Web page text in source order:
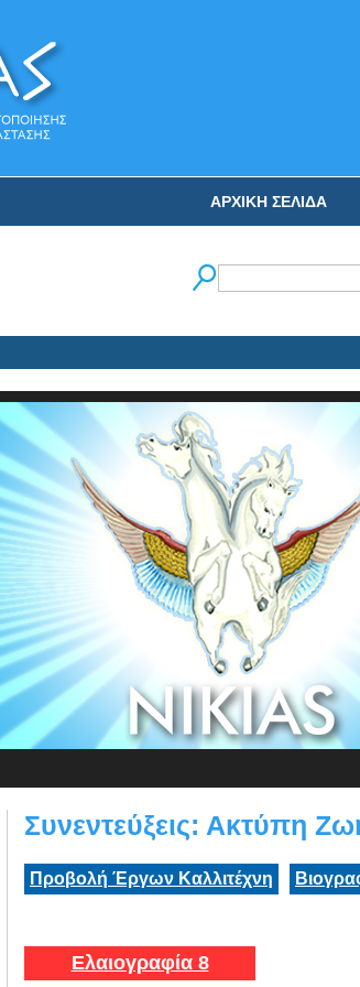
ΑΡΧΙΚΗ ΣΕΛΙΔΑ
Συνεντεύξεις: Ακτύπη
Προβολή Έργων Καλλιτέχνη
Ελαιογραφία 8